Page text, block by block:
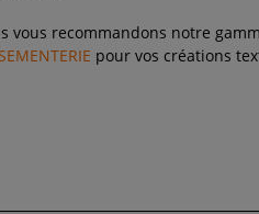
vous recommandons notre
pour vos créations